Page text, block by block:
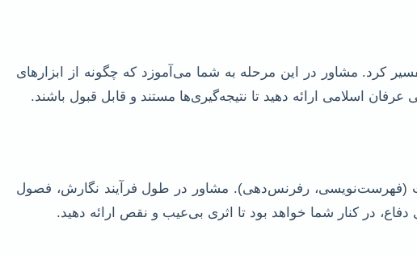
کرد. مشاور در این مرحله به شما می‌آموزد که چگونه از ابزارهای
اسلامی ارائه دهید تا نتیجه‌گیری‌ها مستند و قابل قبول باشند.
(فهرست‌نویسی، رفرنس‌دهی). مشاور در طول فرآیند نگارش، فصول
در کنار شما خواهد بود تا اثری بی‌عیب و نقص ارائه دهید.